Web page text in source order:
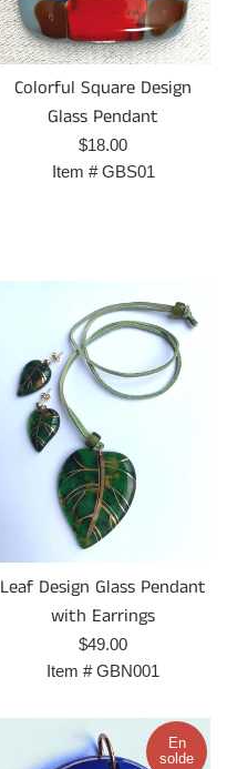
Colorful Square Design
Glass Pendant
Prix
régulier
$18.00
Item #GBS01
Leaf Design Glass Pendant
with Earrings
Prix
régulier
$49.00
Item #GBN001
En
solde